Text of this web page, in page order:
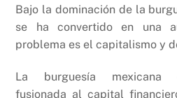
Bajo la dominación de la
se ha convertido en una
problema es el capitalismo y
La burguesía mexicana
fusionada al capital